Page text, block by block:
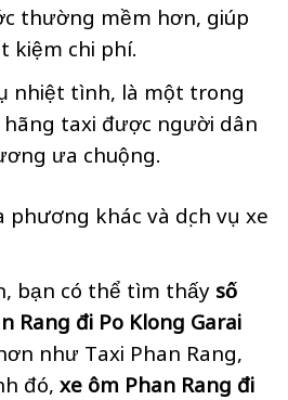
thường mềm hơn, giúp
kiệm chi phí.
nhiệt tình, là một trong
taxi được người dân
ưa chuộng.
phương khác và dịch vụ xe
bạn có thể tìm thấy số
Rang đi Po Klong Garai
như Taxi Phan Rang,
đó, xe ôm Phan Rang đi